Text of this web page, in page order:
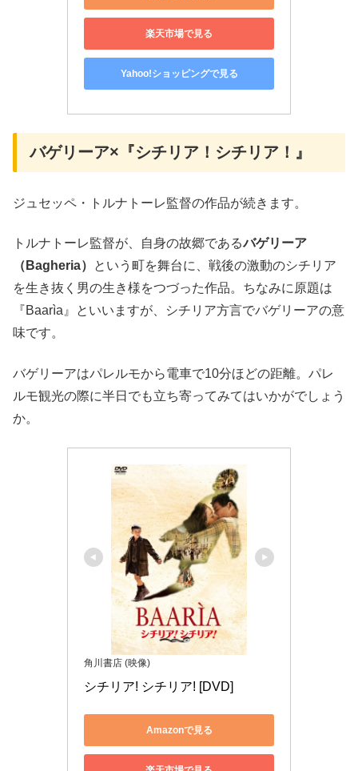
楽天市場で見る
Yahoo!ショッピングで見る
バゲリーア×『シチリア！シチリア！』
ジュセッペ・トルナトーレ監督の作品が続きます。
トルナトーレ監督が、自身の故郷であるバゲリーア
（Bagheria）
という町を舞台に、戦後の激動のシチリア
を生き抜く男の生き様をつづった作品。ちなみに原題は
『Baarìa』といいますが、シチリア方言でバゲリーアの意
味です。
バゲリーアはパレルモから電車で10分ほどの距離。パレ
ルモ観光の際に半日でも立ち寄ってみてはいかがでしょう
か。
角川書店 (映像)
シチリア! シチリア! [DVD]
Amazonで見る